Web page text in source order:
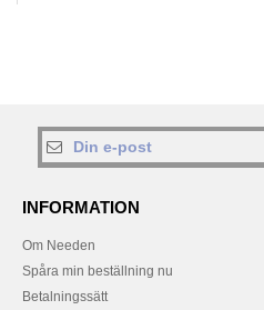
INFORMATION
Om Needen
Spåra min beställning nu
Betalningssätt